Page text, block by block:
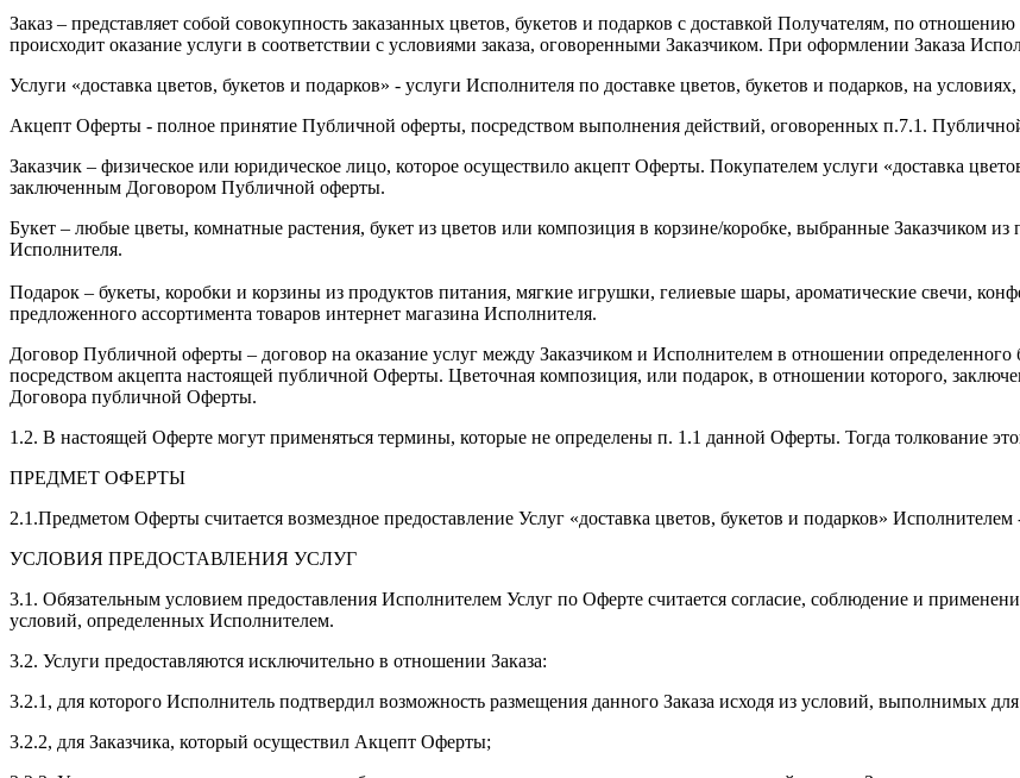
Заказ – представляет собой совокупность заказанных цветов, букетов и подарков с доставкой Получателям, по
происходит оказание услуги в соответствии с условиями заказа, оговоренными Заказчиком. При оформлении Заказа
Услуги «доставка цветов, букетов и подарков» - услуги Исполнителя по доставке цветов, букетов и подарков, на
Акцепт Оферты - полное принятие Публичной оферты, посредством выполнения действий, оговоренных п.7.1.
Заказчик – физическое или юридическое лицо, которое осуществило акцепт Оферты. Покупателем услуги «доставка
заключенным Договором Публичной оферты.
Букет – любые цветы, комнатные растения, букет из цветов или композиция в корзине/коробке, выбранные Заказчиком из
Исполнителя.
Подарок – букеты, коробки и корзины из продуктов питания, мягкие игрушки, гелиевые шары, ароматические свечи,
предложенного ассортимента товаров интернет магазина Исполнителя.
Договор Публичной оферты – договор на оказание услуг между Заказчиком и Исполнителем в отношении
посредством акцепта настоящей публичной Оферты. Цветочная композиция, или подарок, в отношении которого,
Договора публичной Оферты.
1.2. В настоящей Оферте могут применяться термины, которые не определены п. 1.1 данной Оферты. Тогда толкование
ПРЕДМЕТ ОФЕРТЫ
2.1.Предметом Оферты считается возмездное предоставление Услуг «доставка цветов, букетов и подарков»
УСЛОВИЯ ПРЕДОСТАВЛЕНИЯ УСЛУГ
3.1. Обязательным условием предоставления Исполнителем Услуг по Оферте считается согласие, соблюдение и
условий, определенных Исполнителем.
3.2. Услуги предоставляются исключительно в отношении Заказа:
3.2.1, для которого Исполнитель подтвердил возможность размещения данного Заказа исходя из условий, выполнимых для
3.2.2, для Заказчика, который осуществил Акцепт Оферты;